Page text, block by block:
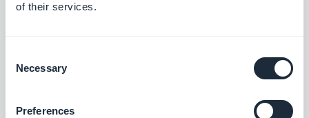
of their services.
Selection
Necessary
Preferences
Las notificaciones push —esenciales para
documentadas en la plataforma de Emergent. La
publicación en App Store requiere una cuenta de